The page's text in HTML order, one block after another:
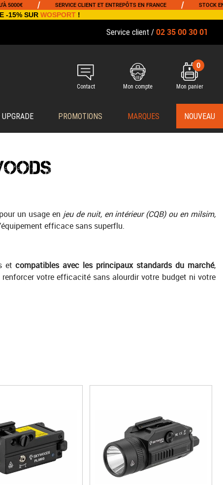
/ SERVICE CLIENT ET ENTREPÔTS EN FRANCE / STOCK EN TEMPS
-15% SUR WOSPORT!
Service client / 02 35 00 30 01
Contact Mon compte
0
Mon panier
PROMOTIONS MARQUES NOUVEAU
un usage en jeu de nuit, en intérieur (CQB) ou en milsim,
efficace sans superflu.
etcompatibles avec les principaux standards du marché,
votre efficacité sans alourdir votre budget ni votre